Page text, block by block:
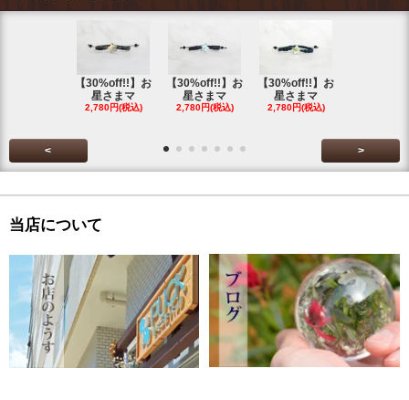
【30%off!!】お
星さまマ
2,780円(税込)
【30%off!!】お
星さまマ
2,780円(税込)
【30%off!!】お
星さまマ
2,780円(税込)
< >
当店について